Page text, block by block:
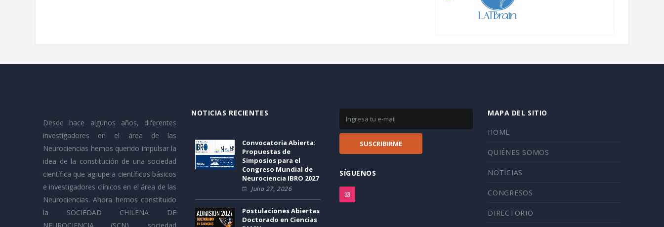
Desde hace algunos años, diferentes
investigadores en el área de las
Neurociencias hemos querido impulsar la
idea de la constitución de una sociedad
científica que agrupe a científicos básicos
e investigadores clínicos en el área de las
Neurociencias. Ahora hemos constituido
la SOCIEDAD CHILENA DE
NOTICIAS RECIENTES
Convocatoria Abierta:
Propuestas de
Simposios para el
Congreso Mundial de
Neurociencia IBRO 2027
Julio 27, 2026
Postulaciones Abiertas
Doctorado en Ciencias
SÍGUENOS
MAPA DEL SITIO
HOME
QUIÉNES SOMOS
NOTICIAS
CONGRESOS
DIRECTORIO